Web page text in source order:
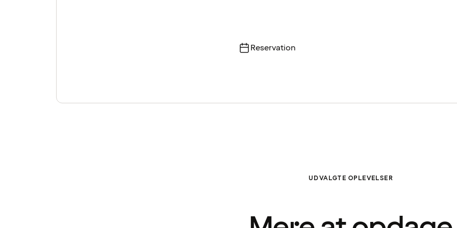
Reservation
UDVALGTE OPLEVELSER